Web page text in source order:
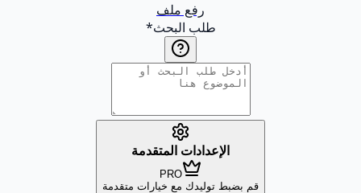
رفع ملف
طلب البحث*
الإعدادات المتقدمة
PRO
قم بضبط توليدك مع خيارات متقدمة